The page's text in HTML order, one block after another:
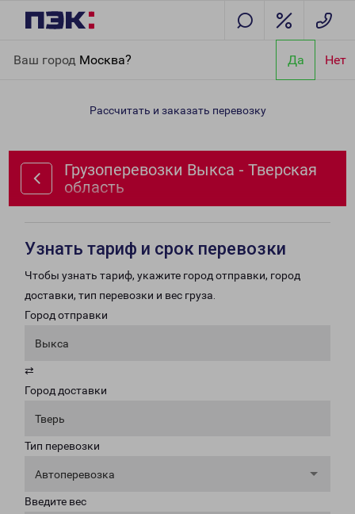
Ваш город Москва? Да Нет
область
Рассчитать и заказать перевозку
Грузоперевозки Выкса - Тверская
область
Узнать тариф и срок перевозки
Чтобы узнать тариф, укажите город отправки, город
доставки, тип перевозки и вес груза.
Город отправки
Выкса
⇄
Город доставки
Тверь
Тип перевозки
Автоперевозка
Введите вес